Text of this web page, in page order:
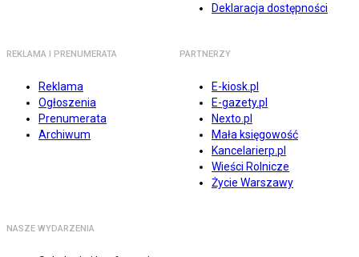
Deklaracja dostępności
REKLAMA I PRENUMERATA
Reklama
Ogłoszenia
Prenumerata
Archiwum
PARTNERZY
E-kiosk.pl
E-gazety.pl
Nexto.pl
Mała księgowość
Kancelarierp.pl
Wieści Rolnicze
Życie Warszawy
NASZE WYDARZENIA